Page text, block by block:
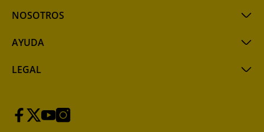
NOSOTROS
AYUDA
LEGAL